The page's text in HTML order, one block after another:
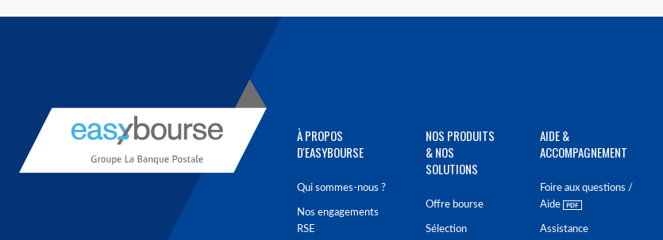
À PROPOS
D'EASYBOURSE
Qui sommes-nous ?
Nos engagements
RSE
NOS PRODUITS
& NOS
SOLUTIONS
Offre bourse
Sélection
AIDE &
ACCOMPAGNEMENT
Foire aux questions /
Aide
Assistance